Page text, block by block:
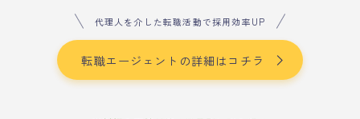
代理人を介した転職活動で採用効率UP
転職エージェントの詳細はコチラ